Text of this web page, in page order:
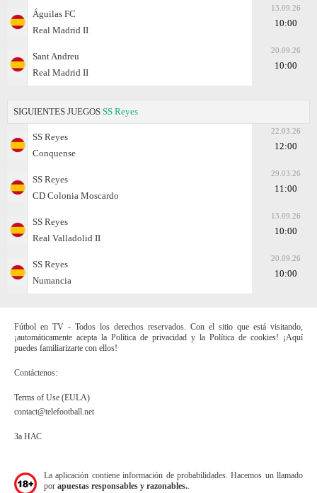
Águilas FC
Real Madrid II
13.09.26
10:00
Sant Andreu
Real Madrid II
20.09.26
10:00
SIGUIENTES JUEGOS SS Reyes
SS Reyes
Conquense
22.03.26
12:00
SS Reyes
CD Colonia Moscardo
29.03.26
11:00
SS Reyes
Real Valladolid II
13.09.26
10:00
SS Reyes
Numancia
20.09.26
10:00
Fútbol en TV - Todos los derechos reservados. Con el sitio que está visitando,
¡automáticamente acepta la Política de privacidad y la Política de cookies! ¡Aquí
puedes familiarizarte con ellos!
Contáctenos:
Terms of Use (EULA)
contact@telefootball.net
За НАС
La aplicación contiene información de probabilidades. Hacemos un llamado
por apuestas responsables y razonables.